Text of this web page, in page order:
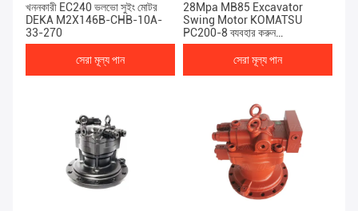
খননকারী EC240 ভলভো সুইং মোটর
DEKA M2X146B-CHB-10A-
33-270
সেরা মূল্য পান
28Mpa MB85 Excavator
Swing Motor KOMATSU
PC200-8 ব্যবহার করুন
62100238-J
সেরা মূল্য পান